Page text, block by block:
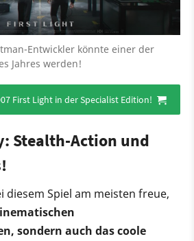
Entwickler könnte einer der
Jahres werden!
First Light in der Specialist Edition!
Stealth-Action und
diesem Spiel am meisten freue,
sondern auch das coole